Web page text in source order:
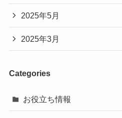
2025年5月
2025年3月
Categories
お役立ち情報